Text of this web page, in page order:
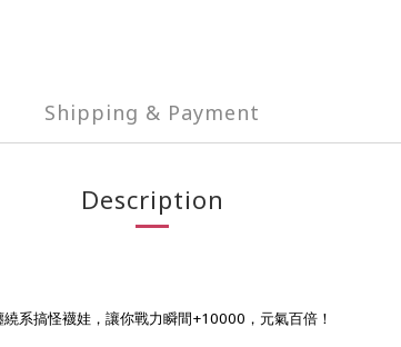
Shipping & Payment
Description
系搞怪襪娃，讓你戰力瞬間+10000 ，元氣百倍！